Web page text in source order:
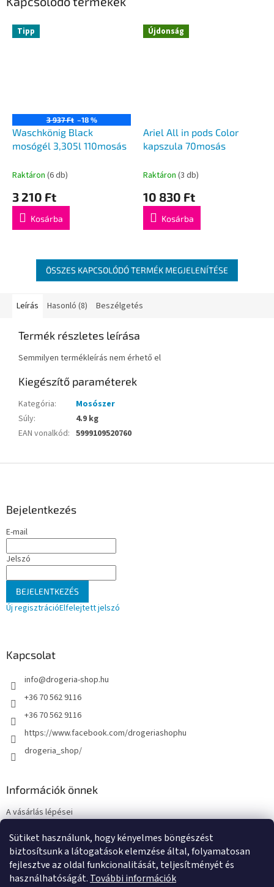
Sütiket használunk, hogy kényelmes böngészést
biztosítsunk a látogatások elemzése által, folyamatosan
fejlesztve az oldal funkcionalitását, teljesítményét és
használhatóságát. További információk
Tipp
3 937 Ft –18 %
Waschkönig Black
mosógél 3,305l 110mosás
Raktáron (6 db)
3 210 Ft
Kosárba
Újdonság
Ariel All in pods Color
kapszula 70mosás
Raktáron (3 db)
10 830 Ft
Kosárba
ÖSSZES KAPCSOLÓDÓ TERMÉK MEGJELENÍTÉSE
Leírás Hasonló (8) Beszélgetés
Termék részletes leírása
Semmilyen termékleírás nem érhető el
Kiegészítő paraméterek
Kategória:
Mosószer
Súly:
4.9 kg
EAN vonalkód: 5999109520760
Bejelentkezés
E-mail
Jelszó
BEJELENTKEZÉS
Új regisztrációElfelejtett jelszó
Kapcsolat
info@drogeria-shop.hu
+36 70 562 9116
+36 70 562 9116
https://www.facebook.com/drogeriashophu
drogeria_shop/
Információk önnek
A vásárlás lépései
Adatkezelési tájékoztató
Elérhetőségek